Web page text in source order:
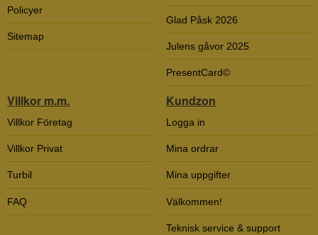
Policyer
Sitemap
Glad Påsk 2026
Julens gåvor 2025
PresentCard©
Villkor m.m.
Villkor Företag
Villkor Privat
Turbil
FAQ
Kundzon
Logga in
Mina ordrar
Mina uppgifter
Välkommen!
Teknisk service & support